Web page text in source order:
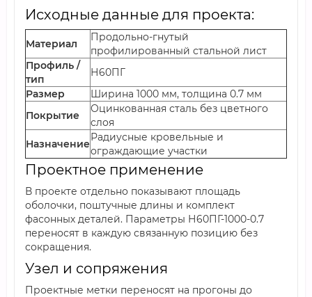
Исходные данные для проекта:
Материал
Продольно-гнутый
профилированный стальной лист
Профиль /
тип
Н60ПГ
Размер
Ширина 1000 мм, толщина 0.7 мм
Покрытие
Оцинкованная сталь без цветного
слоя
Назначение
Радиусные кровельные и
ограждающие участки
Проектное применение
В проекте отдельно показывают площадь
оболочки, поштучные длины и комплект
фасонных деталей. Параметры Н60ПГ-1000-0.7
переносят в каждую связанную позицию без
сокращения.
Узел и сопряжения
Проектные метки переносят на прогоны до